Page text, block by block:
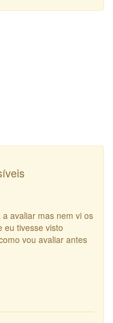
avaliar mas nem vi os
eu tivesse visto
vou avaliar antes